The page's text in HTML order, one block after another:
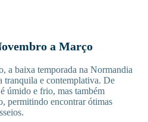
a Março
a baixa temporada na Normandia
tranquila e contemplativa. De
úmido e frio, mas também
permitindo encontrar ótimas